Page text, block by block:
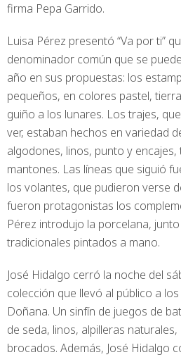
firma Pepa Garrido.
Luisa Pérez presentó “Va por ti”
denominador común que se
año en sus propuestas: los
pequeños, en colores pastel,
guiño a los lunares. Los trajes,
ver, estaban hechos en variedad
algodones, linos, punto y
mantones. Las líneas que siguió
los volantes, que pudieron verse
fueron protagonistas los
Pérez introdujo la porcelana,
tradicionales pintados a mano.
José Hidalgo cerró la noche del
colección que llevó al público a
Doñana. Un sinfín de juegos de
de seda, linos, alpilleras
brocados. Además, José Hidalgo